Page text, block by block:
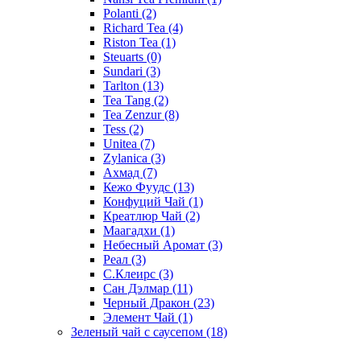
Polanti (2)
Richard Tea (4)
Riston Tea (1)
Steuarts (0)
Sundari (3)
Tarlton (13)
Tea Tang (2)
Tea Zenzur(8)
Tess (2)
Unitea (7)
Zylanica (3)
Ахмад (7)
Кежо Фуудс (13)
Конфуций Чай (1)
Креатлюр Чай (2)
Маагадхи (1)
Небесный Аромат (3)
Реал (3)
С.Клеирс (3)
Сан Дэлмар (11)
Черный Дракон (23)
Элемент Чай (1)
Зеленый чай с саусепом (18)